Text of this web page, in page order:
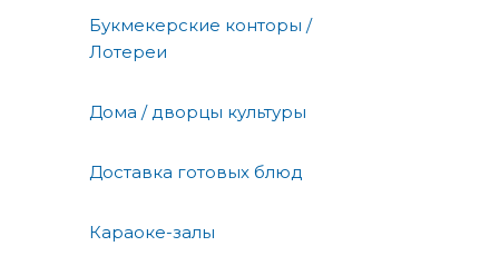
Букмекерские конторы /
Лотереи
Дома / дворцы культуры
Доставка готовых блюд
Караоке-залы